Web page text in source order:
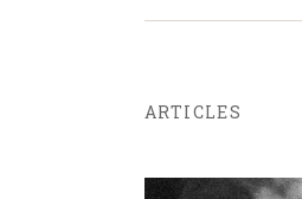
ARTICLES